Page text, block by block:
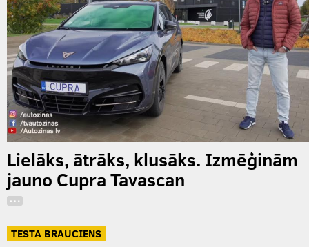
Lielāks, ātrāks, klusāks. Izmēģinām
jauno Cupra Tavascan
…
TESTA BRAUCIENS